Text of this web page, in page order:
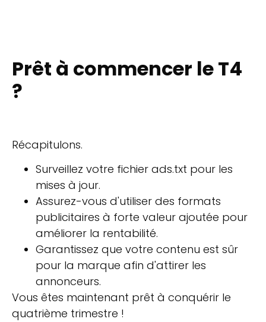
Prêt à commencer le T4
?
Récapitulons.
Surveillez votre fichier ads.txt pour les
mises à jour.
Assurez-vous d'utiliser des formats
publicitaires à forte valeur ajoutée pour
améliorer la rentabilité.
Garantissez que votre contenu est sûr
pour la marque afin d'attirer les
annonceurs.
Vous êtes maintenant prêt à conquérir le
quatrième trimestre !